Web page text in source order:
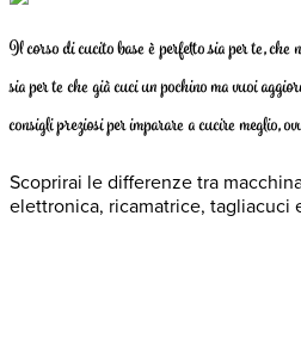
Il corso di cucito base è perfetto sia per te, che
sia per te che già cuci un pochino ma vuoi
consigli preziosi per imparare a cucire meglio,
Scoprirai le differenze tra
elettronica, ricamatrice, tagliacuci